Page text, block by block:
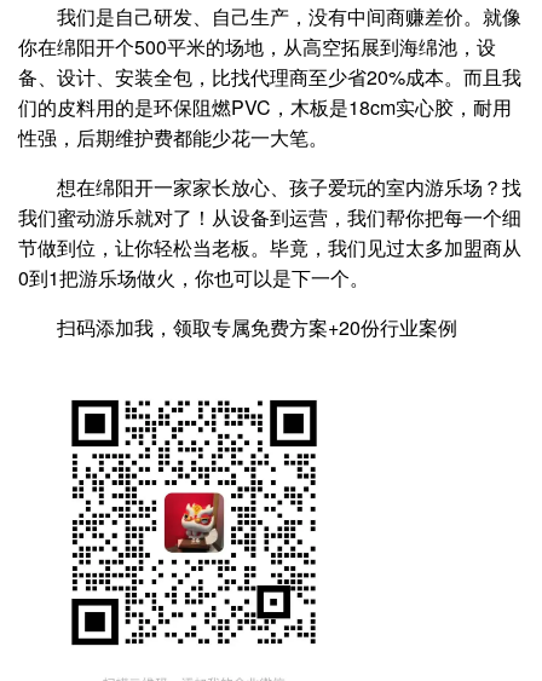
我们是自己研发、自己生产，没有中间商赚差价。就像
你在绵阳开个500平米的场地，从高空拓展到海绵池，设
备、设计、安装全包，比找代理商至少省20%成本。而且我
们的皮料用的是环保阻燃PVC，木板是18cm实心胶，耐用
性强，后期维护费都能少花一大笔。
想在绵阳开一家家长放心、孩子爱玩的室内游乐场？找
我们蜜动游乐就对了！从设备到运营，我们帮你把每一个细
节做到位，让你轻松当老板。毕竟，我们见过太多加盟商从
0到1把游乐场做火，你也可以是下一个。
扫码添加我，领取专属免费方案+20份行业案例